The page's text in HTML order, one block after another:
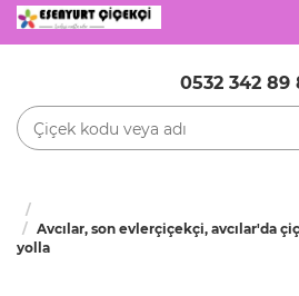
0532 342 89
Avcılar, son evlerçiçekçi, avcılar'da
yolla